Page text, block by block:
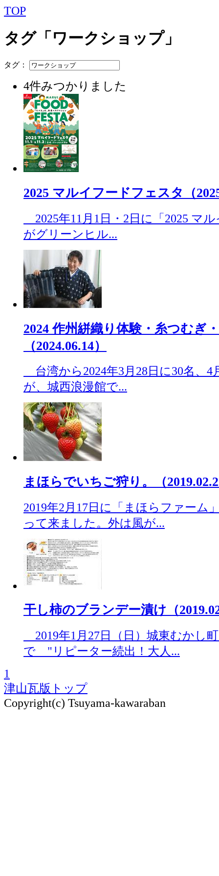
TOP
タグ「ワークショップ」
タグ：
4件みつかりました
2025 マルイフードフェスタ（
2025年11月1日・2日に「2025 マ
がグリーンヒル...
2024 作州絣織り体験・糸つむぎ
（2024.06.14）
台湾から2024年3月28日に30名、4
が、城西浪漫館で...
まほらでいちご狩り。（
2019年2月17日に「まほらファーム
って来ました。外は風が...
干し柿のブランデー漬け（
2019年1月27日（日）城東むかし
で "リピーター続出！大人...
1
津山瓦版トップ
Copyright(c) Tsuyama-kawaraban